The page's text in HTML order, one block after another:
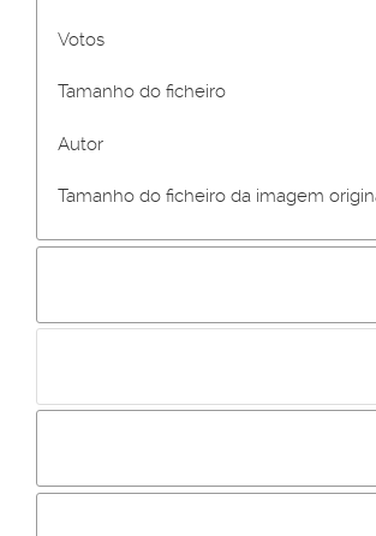
Votos
Tamanho do ficheiro
Autor
Tamanho do ficheiro da imagem
Incluir imagem :